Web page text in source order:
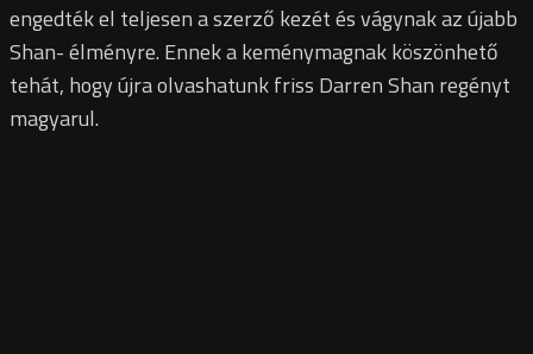
engedték el teljesen a szerző kezét és vágynak az újabb
Shan- élményre. Ennek a keménymagnak köszönhető
tehát, hogy újra olvashatunk friss Darren Shan regényt
magyarul.